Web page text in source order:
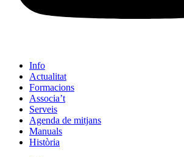
Info
Actualitat
Formacions
Associa’t
Serveis
Agenda de mitjans
Manuals
Història